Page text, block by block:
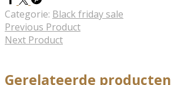
Categorie: Black friday sale
Previous Product
Next Product
Gerelateerde producten